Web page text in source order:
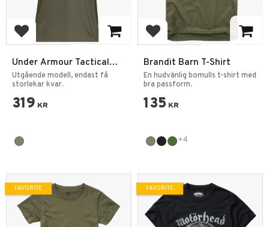
Add to favorites
Under Armour Tactical
Performance Polo Shirt
Utgående modell, endast få
storlekar kvar.
319 KR
Add to favorites
Brandit Barn T-Shirt
En hudvänlig bomulls t-shirt med
bra passform.
135 KR
+4
FAVORITE FAVORITE